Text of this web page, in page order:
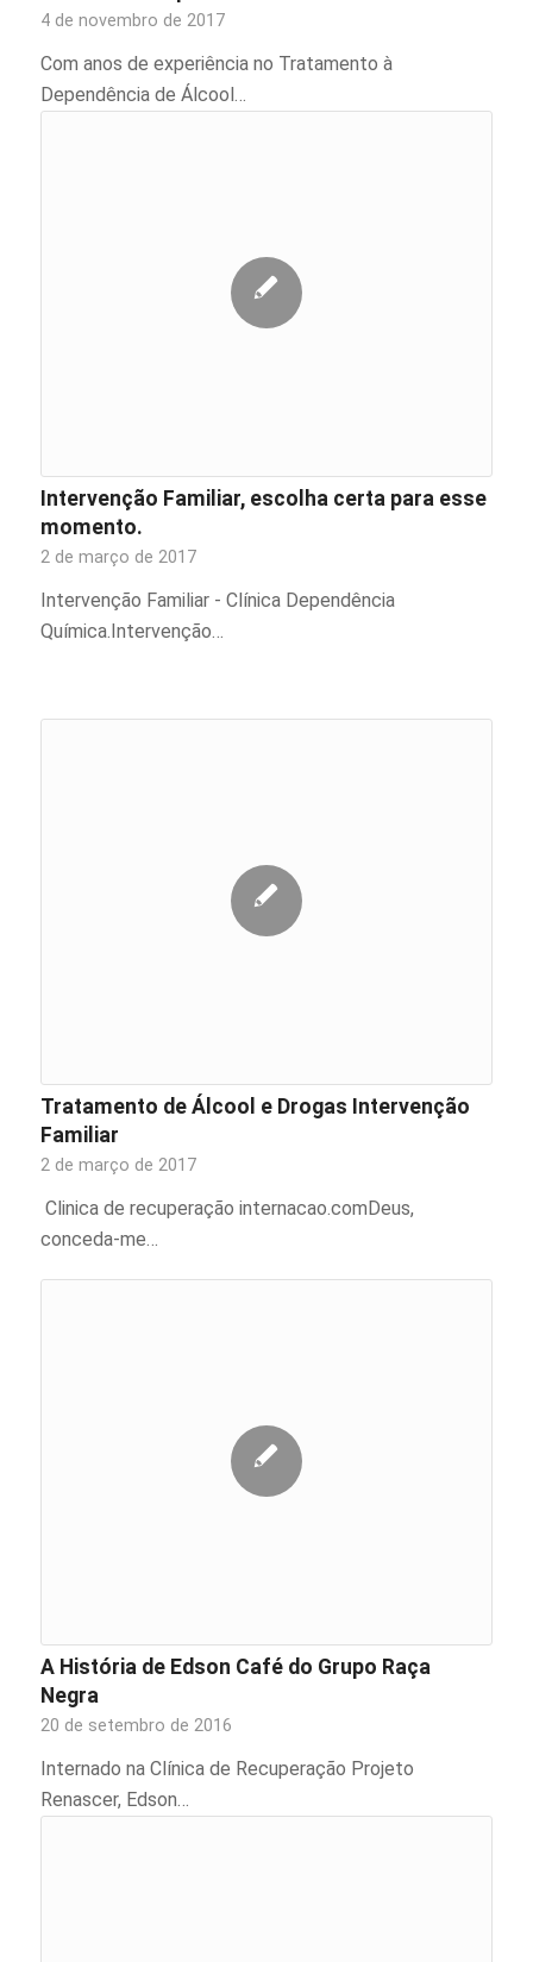
4 de novembro de 2017
Com anos de experiência no Tratamento à
Dependência de Álcool…
Intervenção Familiar, escolha certa para esse
momento.
2 de março de 2017
Intervenção Familiar - Clínica Dependência
Química.Intervenção…
Tratamento de Álcool e Drogas Intervenção
Familiar
2 de março de 2017
Clinica de recuperação internacao.comDeus,
conceda-me…
A História de Edson Café do Grupo Raça
Negra
20 de setembro de 2016
Internado na Clínica de Recuperação Projeto
Renascer, Edson…